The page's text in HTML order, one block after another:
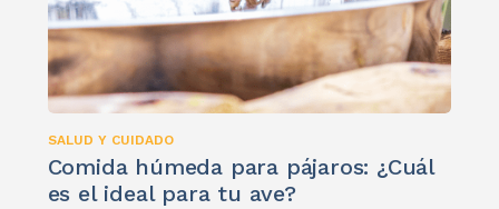
SALUD Y CUIDADO
Comida húmeda para pájaros: ¿Cuál
es el ideal para tu ave?